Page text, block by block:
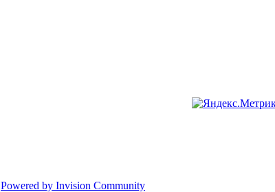
Powered by Invision Community